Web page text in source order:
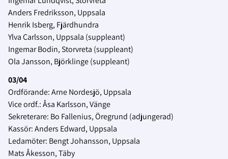
Anders Fredriksson, Uppsala
Henrik Isberg, Fjärdhundra
Ylva Carlsson, Uppsala (suppleant)
Ingemar Bodin, Storvreta (suppleant)
Ola Jansson, Björklinge (suppleant)
03/04
Ordförande: Arne Nordesjö, Uppsala
Vice ordf.: Åsa Karlsson, Vänge
Sekreterare: Bo Fallenius, Öregrund (adjungerad)
Kassör: Anders Edward, Uppsala
Ledamöter: Bengt Johansson, Uppsala
Mats Åkesson, Täby